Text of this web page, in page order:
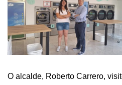
O alcalde, Roberto Carrero,